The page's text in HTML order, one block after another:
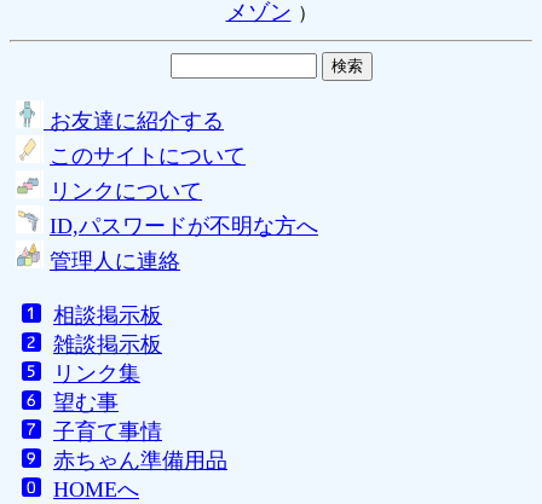
メゾン ）
お友達に紹介する
このサイトについて
リンクについて
ID,パスワードが不明な方へ
管理人に連絡
相談掲示板
雑談掲示板
リンク集
望む事
子育て事情
赤ちゃん準備用品
HOMEへ